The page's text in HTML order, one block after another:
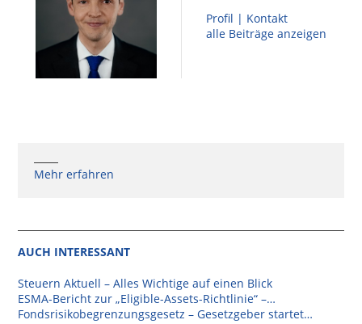
Profil | Kontakt
alle Beiträge anzeigen
Mehr erfahren
AUCH INTERESSANT
Steuern Aktuell – Alles Wichtige auf einen Blick
ESMA-Bericht zur „Eligible-Assets-Richtlinie“ –…
Fondsrisikobegrenzungsgesetz – Gesetzgeber startet…